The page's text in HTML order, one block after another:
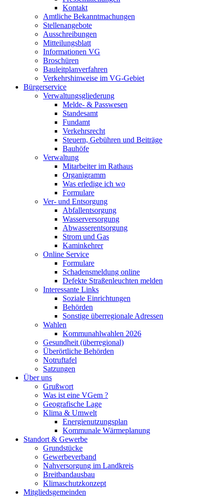
Kontakt
Amtliche Bekanntmachungen
Stellenangebote
Ausschreibungen
Mitteilungsblatt
Informationen VG
Broschüren
Bauleitplanverfahren
Verkehrshinweise im VG-Gebiet
Bürgerservice
Verwaltungsgliederung
Melde- & Passwesen
Standesamt
Fundamt
Verkehrsrecht
Steuern, Gebühren und Beiträge
Bauhöfe
Verwaltung
Mitarbeiter im Rathaus
Organigramm
Was erledige ich wo
Formulare
Ver- und Entsorgung
Abfallentsorgung
Wasserversorgung
Abwasserentsorgung
Strom und Gas
Kaminkehrer
Online Service
Formulare
Schadensmeldung online
Defekte Straßenleuchten melden
Interessante Links
Soziale Einrichtungen
Behörden
Sonstige überregionale Adressen
Wahlen
Kommunahlwahlen 2026
Gesundheit (überregional)
Überörtliche Behörden
Notruftafel
Satzungen
Über uns
Grußwort
Was ist eine VGem ?
Geografische Lage
Klima & Umwelt
Energienutzungsplan
Kommunale Wärmeplanung
Standort & Gewerbe
Grundstücke
Gewerbeverband
Nahversorgung im Landkreis
Breitbandausbau
Klimaschutzkonzept
Mitgliedsgemeinden